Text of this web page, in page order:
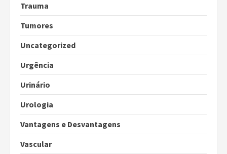
Trauma
Tumores
Uncategorized
Urgência
Urinário
Urologia
Vantagens e Desvantagens
Vascular